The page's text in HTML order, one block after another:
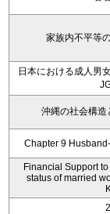
家族内不平等
日本における成人男
沖縄の社会構
Chapter 9
Financial Support
status of married